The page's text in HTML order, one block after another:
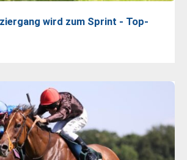
wird zum Sprint - Top-